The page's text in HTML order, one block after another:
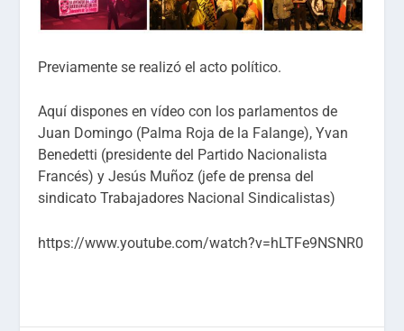
Previamente se realizó el acto político.
Aquí dispones en vídeo con los parlamentos de
Juan Domingo (Palma Roja de la Falange), Yvan
Benedetti (presidente del Partido Nacionalista
Francés) y Jesús Muñoz (jefe de prensa del
sindicato Trabajadores Nacional Sindicalistas)
https://www.youtube.com/watch?v=hLTFe9NSNR0